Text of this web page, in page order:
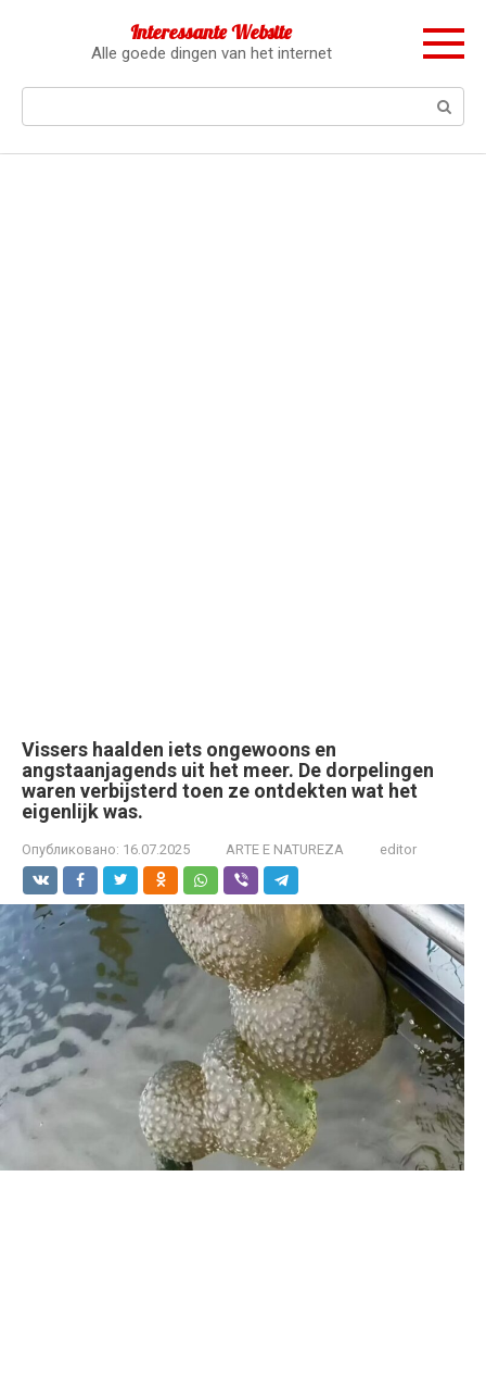
Interessante Website
Alle goede dingen van het internet
Vissers haalden iets ongewoons en
angstaanjagends uit het meer. De dorpelingen
waren verbijsterd toen ze ontdekten wat het
eigenlijk was.
Опубликовано: 16.07.2025 ARTE E NATUREZA editor